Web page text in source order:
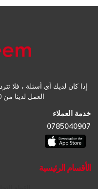
إذا كان لديك أي أسئلة ، فلا
العمل لدينا من 9:00 حتي 18:00 من السبت إلى الخميس
خدمة العملاء
0785040907
الأقسام الرئيسية